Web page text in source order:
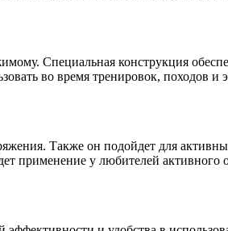
Специальная конструкция
во время тренировок, походов и
Также он подойдет для
применение у любителей активного